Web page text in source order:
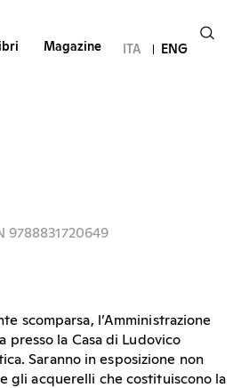
Magazine ITA ENG
9788831720649
scomparsa, l’Amministrazione
presso la Casa di Ludovico
Saranno in esposizione non
gli acquerelli che costituiscono la